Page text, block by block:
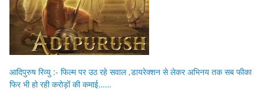
आदिपुरुष रिव्यु :- फिल्म पर उठ रहे सवाल ,डायरेक्शन से लेकर अभिनय तक सब फीका
फिर भी हो रही करोड़ों की कमाई……